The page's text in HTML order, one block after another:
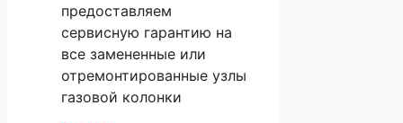
предоставляем
сервисную гарантию на
все замененные или
отремонтированные узлы
газовой колонки